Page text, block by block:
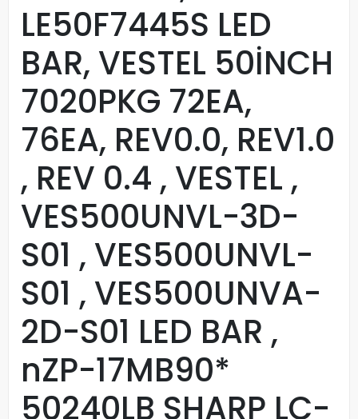
LE50F7445S LED
BAR, VESTEL 50İNCH
7020PKG 72EA,
76EA, REV0.0, REV1.0
, REV 0.4 , VESTEL ,
VES500UNVL-3D-
S01 , VES500UNVL-
S01 , VES500UNVA-
2D-S01 LED BAR ,
nZP-17MB90*
50240LB SHARP LC-